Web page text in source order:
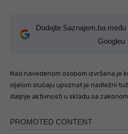
Dodajte Saznajem.ba
Googleu
Nad navedenom osobom izvršena je
cijelom slučaju upoznat je nadležni
daljnje aktivnosti u skladu sa